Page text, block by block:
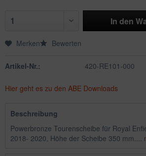
In den
Merken Bewerten
Artikel-Nr.: 420-RE101-000
Hier geht es zu den ABE Downloads
Beschreibung
Powerbronze Tourenscheibe für Royal
2018- 2020, Höhe der Scheibe 350 mm....